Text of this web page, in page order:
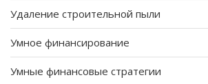
Удаление строительной пыли
Умное финансирование
Умные финансовые стратегии